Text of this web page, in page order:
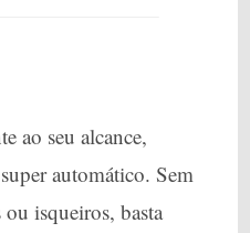
ao seu alcance,
automático. Sem
ou isqueiros, basta